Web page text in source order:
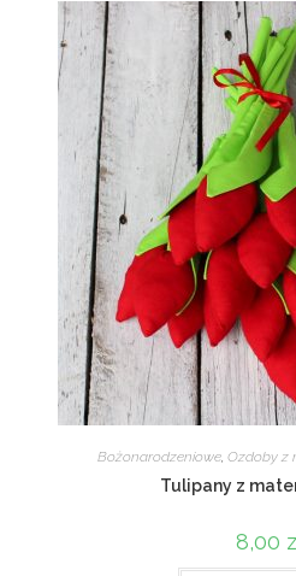
Bożonarodzeniowe Ozdoby z
Tulipany z
8,00